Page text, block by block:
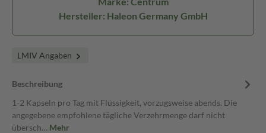
Hersteller: Haleon Germany GmbH
LMIV Angaben
Beschreibung
1-2 Kapseln pro Tag mit Flüssigkeit, vorzugsweise abends. Die
angegebene empfohlene tägliche Verzehrmenge darf nicht
übersch… Mehr